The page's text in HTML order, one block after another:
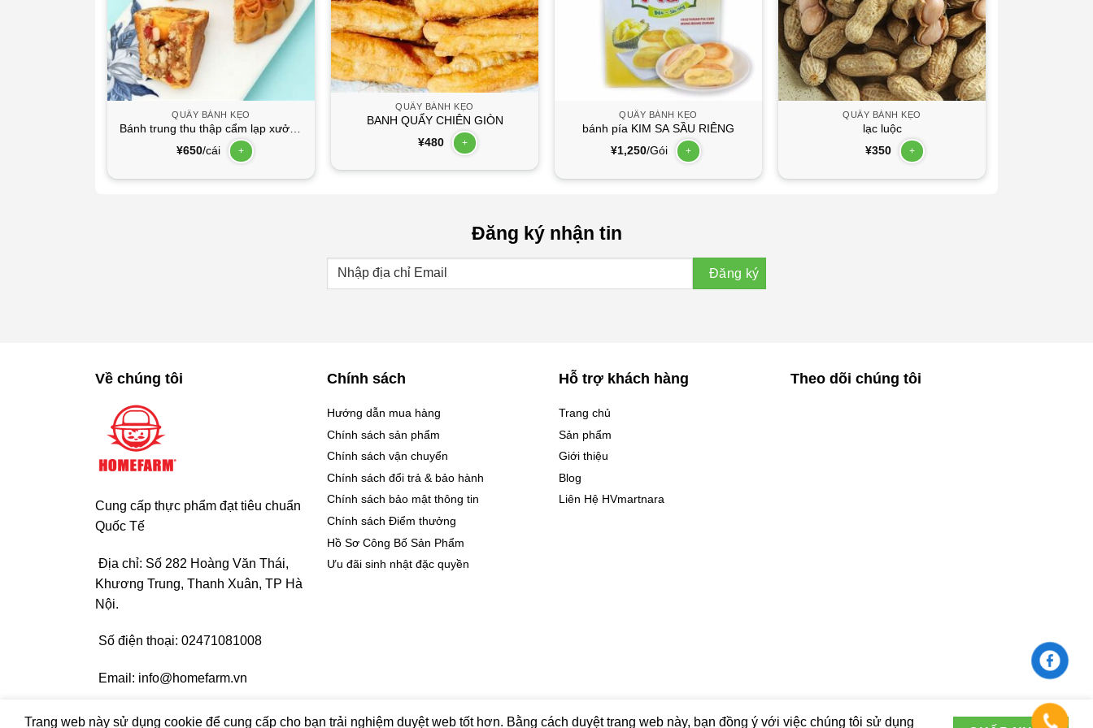
QUẦY BÁNH KẸO
Bánh trung thu thập cẩm lạp xưởng
¥650/cái +
QUẦY BÁNH KẸO
BANH QUẨY CHIÊN GIÒN
¥480 +
QUẦY BÁNH KẸO
bánh pía KIM SA SẦU RIÊNG
¥1,250/Gói +
QUẦY BÁNH KẸO
lạc luộc
¥350 +
Đăng ký nhận tin
Về chúng tôi
Cung cấp thực phẩm đạt tiêu chuẩn
Quốc Tế
Địa chỉ: Số 282 Hoàng Văn Thái,
Khương Trung, Thanh Xuân, TP Hà
Nội.
Số điện thoại: 02471081008
Email: info@homefarm.vn
Chính sách
Hướng dẫn mua hàng
Chính sách sản phẩm
Chính sách vận chuyển
Chính sách đổi trả & bảo hành
Chính sách bảo mật thông tin
Chính sách Điểm thưởng
Hồ Sơ Công Bố Sản Phẩm
Ưu đãi sinh nhật đặc quyền
Hỗ trợ khách hàng
Trang chủ
Sản phẩm
Giới thiệu
Blog
Liên Hệ HVmartnara
Theo dõi chúng tôi
© Bản quyền thuộc về HVMARTNARA | Design by Eras VietNam
Trang web này sử dụng cookie để cung cấp cho bạn trải nghiệm duyệt web tốt hơn. Bằng cách duyệt trang web này, bạn đồng ý với việc chúng tôi sử dụng